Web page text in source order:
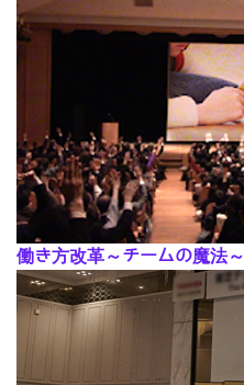
働き方改革～チームの魔法～